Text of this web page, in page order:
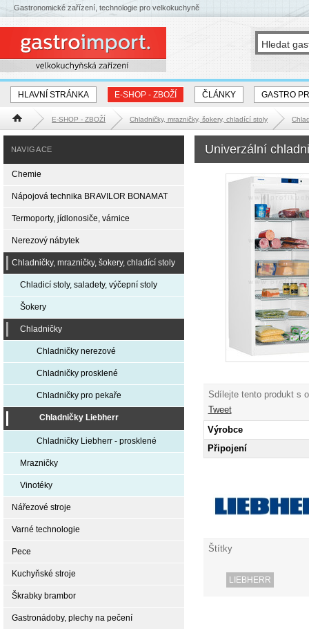
HLAVNÍ STRÁNKA E-SHOP - ZBOŽÍ ČLÁNKY GASTRO
Hlavní stránka E-SHOP - ZBOŽÍ Chladničky, mrazničky, šokery, chladící stoly
Univerzální
Sdílejte tento produkt s
Tweet
Výrobce
Připojení
Štítky
LIEBHERR
NAVIGACE
Chemie
Nápojová technika BRAVILOR BONAMAT
Termoporty, jídlonosiče, várnice
Nerezový nábytek
Chladničky, mrazničky, šokery, chladící stoly
Chladicí stoly, saladety, výčepní stoly
Šokery
Chladničky
Chladničky nerezové
Chladničky prosklené
Chladničky pro pekaře
Chladničky Liebherr
Chladničky Liebherr - prosklené
Mrazničky
Vinotéky
Nářezové stroje
Varné technologie
Pece
Kuchyňské stroje
Škrabky brambor
Gastronádoby, plechy na pečení
Gastronomické zařízení, technologie pro velkokuchyně